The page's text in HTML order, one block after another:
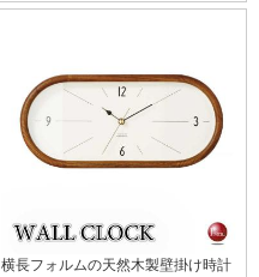
横長フォルムの天然木製壁掛け時計